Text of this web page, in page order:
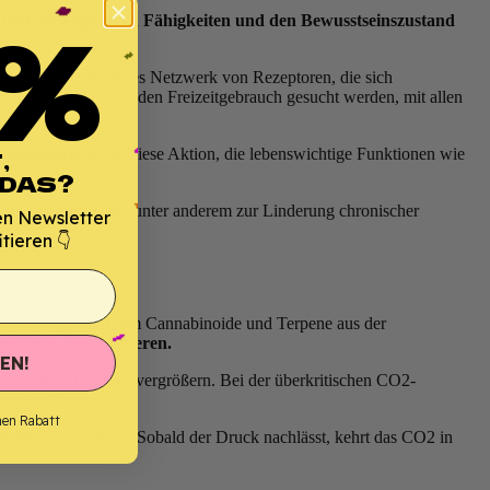
Hanf die kognitiven Fähigkeiten und den Bewusstseinszustand
ein komplexes Netzwerk von Rezeptoren, die sich
die oft für den Freizeitgebrauch gesucht werden, mit allen
. Es ist diese Aktion, die lebenswichtige Funktionen wie
eingesetzt, unter anderem zur Linderung chronischer
eingesetzt, um Cannabinoide und Terpene aus der
zu extrahieren.
Kontaktfläche zu vergrößern. Bei der überkritischen CO2-
fungiert.
transportiert. Sobald der Druck nachlässt, kehrt das CO2 in
Newsletter
👇
Rabatt